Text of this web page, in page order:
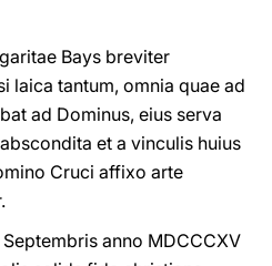
Bays breviter
laica tantum, omnia quae ad
ad Dominus, eius serva
et a vinculis huius
Cruci affixo arte
anno MDCCCXV